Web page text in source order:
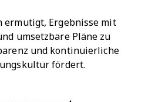
ermutigt, Ergebnisse mit
umsetzbare Pläne zu
und kontinuierliche
fördert.